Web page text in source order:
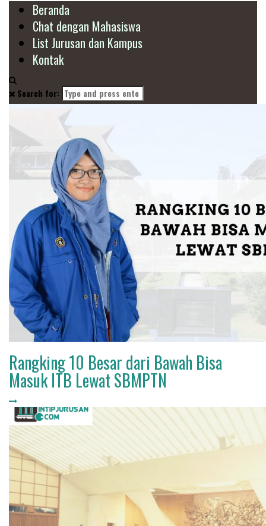
Beranda
Chat dengan Mahasiswa
List Jurusan dan Kampus
Kontak
Search for:
Rangking 10 Besar dari Bawah Bisa
Masuk ITB Lewat SBMPTN